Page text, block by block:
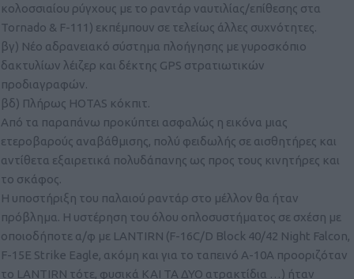
κολοσσιαίου ρύγχους με το ραντάρ ναυτιλίας/επίθεσης στα
Tornado & F-111) εκπέμπουν σε τελείως άλλες συχνότητες.
βγ) Νέο αδρανειακό σύστημα πλοήγησης με γυροσκόπιο
δακτυλίων λέιζερ και δέκτης GPS στρατιωτικών
προδιαγραφών.
βδ) Πλήρως HOTAS κόκπιτ.
Από τα παραπάνω προκύπτει ασφαλώς η εικόνα μιας
ετεροβαρούς αναβάθμισης, πολύ φειδωλής σε αισθητήρες και
αντίθετα εξαιρετικά πολυδάπανης ως προς τους κινητήρες και
το σκάφος.
Η υποστήριξη του παλαιού ραντάρ στο μέλλον θα ήταν
πρόβλημα. Η υστέρηση του όλου οπλοσυστήματος σε σχέση με
οποιοδήποτε α/φ με LANTIRN (F-16C/D Block 40/42 Night Falcon,
F-15E Strike Eagle, ακόμη και για το ταπεινό Α-10Α προοριζόταν
το LANTIRN τότε, φυσικά ΚΑΙ ΤΑ ΔΥΟ ατρακτίδια …) ήταν